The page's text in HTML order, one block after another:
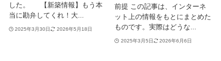
した。 【新築情報】もう本
当に勘弁してくれ！大...
2025年3月30日 2026年5月18日
前提 この記事は、インターネ
ット上の情報をもとにまとめた
ものです。実際はどうな...
2025年3月5日 2026年6月6日